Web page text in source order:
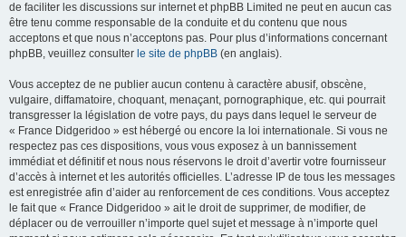
de faciliter les discussions sur internet et phpBB Limited ne peut en aucun cas
être tenu comme responsable de la conduite et du contenu que nous
acceptons et que nous n’acceptons pas. Pour plus d’informations concernant
phpBB, veuillez consulter le site de phpBB (en anglais).
Vous acceptez de ne publier aucun contenu à caractère abusif, obscène,
vulgaire, diffamatoire, choquant, menaçant, pornographique, etc. qui pourrait
transgresser la législation de votre pays, du pays dans lequel le serveur de
« France Didgeridoo » est hébergé ou encore la loi internationale. Si vous ne
respectez pas ces dispositions, vous vous exposez à un bannissement
immédiat et définitif et nous nous réservons le droit d’avertir votre fournisseur
d’accès à internet et les autorités officielles. L’adresse IP de tous les messages
est enregistrée afin d’aider au renforcement de ces conditions. Vous acceptez
le fait que « France Didgeridoo » ait le droit de supprimer, de modifier, de
déplacer ou de verrouiller n’importe quel sujet et message à n’importe quel